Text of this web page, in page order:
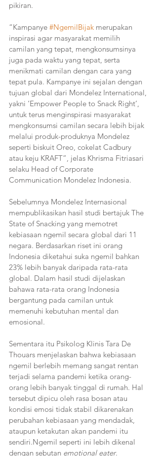
pikiran.
“Kampanye #NgemilBijak merupakan
inspirasi agar masyarakat memilih
camilan yang tepat, mengkonsumsinya
juga pada waktu yang tepat, serta
menikmati camilan dengan cara yang
tepat pula. Kampanye ini sejalan dengan
tujuan global dari Mondelez International,
yakni ‘Empower People to Snack Right’,
untuk terus menginspirasi masyarakat
mengkonsumsi camilan secara lebih bijak
melalui produk-produknya Mondelez
seperti biskuit Oreo, cokelat Cadbury
atau keju KRAFT”, jelas Khrisma Fitriasari
selaku Head of Corporate
Communication Mondelez Indonesia.
Sebelumnya Mondelez Internasional
mempublikasikan hasil studi bertajuk The
State of Snacking yang memotret
kebiasaan ngemil secara global dari 11
negara. Berdasarkan riset ini orang
Indonesia diketahui suka ngemil bahkan
23% lebih banyak daripada rata-rata
global. Dalam hasil studi dijelaskan
bahawa rata-rata orang Indonesia
bergantung pada camilan untuk
memenuhi kebutuhan mental dan
emosional.
Sementara itu Psikolog Klinis Tara De
Thouars menjelaskan bahwa kebiasaan
ngemil berlebih memang sangat rentan
terjadi selama pandemi ketika orang-
orang lebih banyak tinggal di rumah. Hal
tersebut dipicu oleh rasa bosan atau
kondisi emosi tidak stabil dikarenakan
perubahan kebiasaan yang mendadak,
ataupun ketakutan akan pandemi itu
sendiri.Ngemil seperti ini lebih dikenal
dengan sebutan emotional eater.